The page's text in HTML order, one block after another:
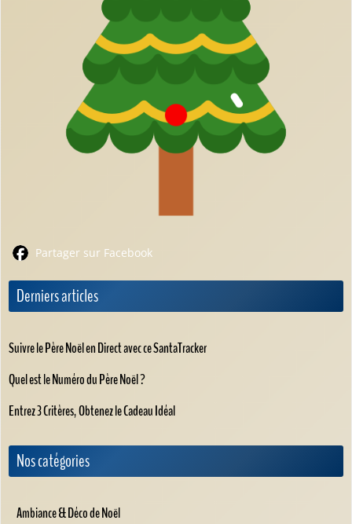
Partager sur Facebook
Derniers articles
Suivre le Père Noël en Direct avec ce SantaTracker
Quel est le Numéro du Père Noël ?
Entrez 3 Critères, Obtenez le Cadeau Idéal
Nos catégories
Ambiance & Déco de Noël